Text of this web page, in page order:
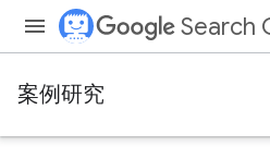
Search
案例研究